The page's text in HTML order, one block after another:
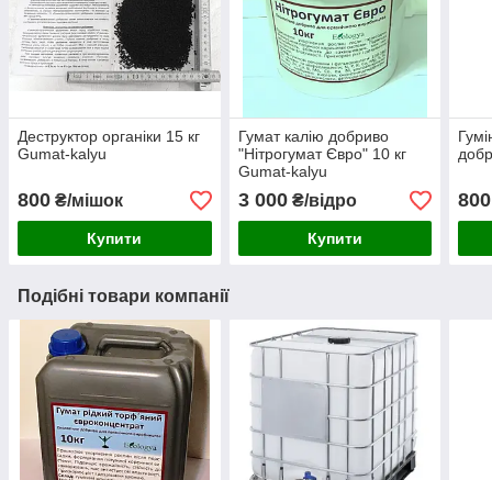
Деструктор органіки 15 кг
Gumat-kalyu
800 ₴/мішок
Купити
Гумат калію добриво
"Нітрогумат Євро" 10 кг
Gumat-kalyu
3 000₴/відро
Купити
800
Подібні товари компанії